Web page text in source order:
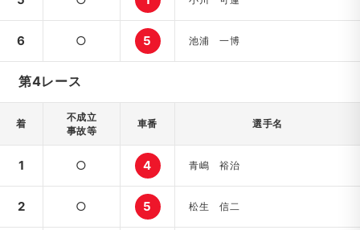
6 ○ 5 池浦 一博
第4レース
着
不成立
事故等
車番 選手名
1 ○ 4 青嶋 裕治
2 ○ 5 松生 信二